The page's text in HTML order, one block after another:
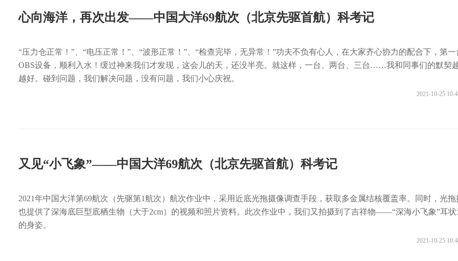
心向海洋，再次出发——中国大洋69航次（北京先驱首航）科考记
“压力仓正常！”、“电压正常！”、“波形正常！”、“检查完毕，无异常！”功夫不负有心人，在大家齐心协力的配合下，第一
OBS设备，顺利入水！缓过神来我们才发现，这会儿的天，还没半亮。就这样，一台、两台、三台……我和同事们的默契
越好。碰到问题，我们解决问题，没有问题，我们小心庆祝。
2021-10-25
又见“小飞象”——中国大洋69航次（北京先驱首航）科考记
2021年中国大洋第69航次（先驱第1航次）航次作业中，采用近底光拖摄像调查手段，获取多金属结核覆盖率。同时，光拖
也提供了深海底巨型底栖生物（大于2cm）的视频和照片资料。此次作业中，我们又拍摄到了吉祥物——“深海小飞象”耳状
的身姿。
2021-10-25